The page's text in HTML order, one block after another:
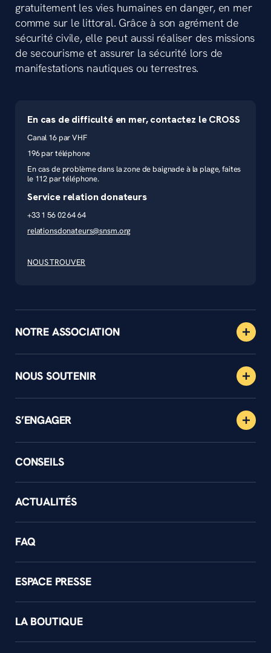
gratuitement les vies humaines en danger, en mer
comme sur le littoral. Grâce à son agrément de
sécurité civile, elle peut aussi réaliser des missions
de secourisme et assurer la sécurité lors de
manifestations nautiques ou terrestres.
En cas de difficulté en mer, contactez le CROSS
Canal 16 par VHF
196 par téléphone
En cas de problème dans la zone de baignade à la plage, faites
le 112 par téléphone.
Service relation donateurs
+33 1 56 02 64 64
relationsdonateurs@snsm.org
NOUS TROUVER
NOTRE ASSOCIATION
NOUS SOUTENIR
S’ENGAGER
CONSEILS
ACTUALITÉS
FAQ
ESPACE PRESSE
LA BOUTIQUE